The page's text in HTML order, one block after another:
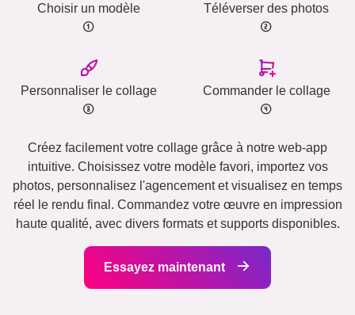
Choisir un modèle Téléverser des photos
Personnaliser le collage Commander le collage
Créez facilement votre collage grâce à notre web-app
intuitive. Choisissez votre modèle favori, importez vos
photos, personnalisez l'agencement et visualisez en temps
réel le rendu final. Commandez votre œuvre en impression
haute qualité, avec divers formats et supports disponibles.
Essayez maintenant